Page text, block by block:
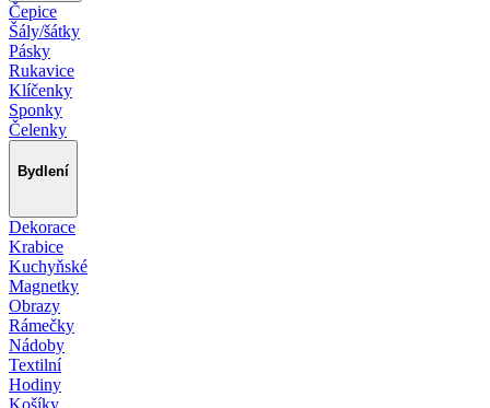
Čepice
Šály/šátky
Pásky
Rukavice
Klíčenky
Sponky
Čelenky
Bydlení
Dekorace
Krabice
Kuchyňské
Magnetky
Obrazy
Rámečky
Nádoby
Textilní
Hodiny